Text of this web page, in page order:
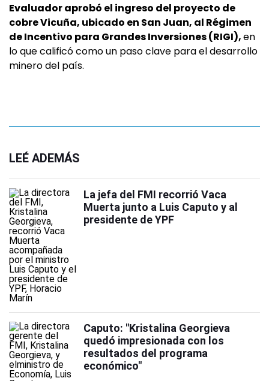
Evaluador aprobó el ingreso del proyecto de
cobre Vicuña, ubicado en San Juan, al Régimen
de Incentivo para Grandes Inversiones (RIGI),en
lo que calificó como un paso clave para el desarrollo
minero del país.
LEÉ ADEMÁS
La jefa del FMI recorrió Vaca
Muerta junto a Luis Caputo y al
presidente de YPF
Caputo: "Kristalina Georgieva
quedó impresionada con los
resultados del programa
económico"